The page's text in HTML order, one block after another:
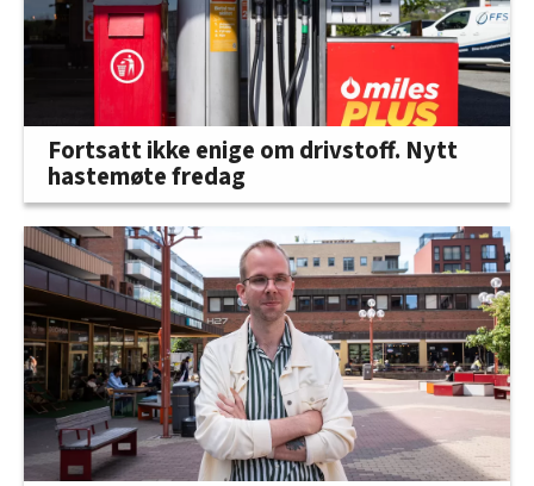
innenfor analyse og annonsering. Disse er angitt i
oversikten lengre ned på denne siden.
Fortsatt ikke enige om drivstoff. Nytt
hastemøte fredag